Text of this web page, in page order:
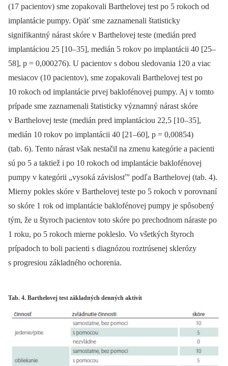
(17 pacientov) sme zopakovali Barthelovej test po 5 rokoch od
implantácie pumpy. Opäť sme zaznamenali štatisticky
signifikantný nárast skóre v Barthelovej teste (medián pred
implantáciou 25 [10–35], medián 5 rokov po implantácii 40 [25–
58], p = 0,000276). U pacientov s dobou sledovania 120 a viac
mesiacov (10 pacientov), sme zopakovali Barthelovej test po
10 rokoch od implantácie prvej baklofénovej pumpy. Aj v tomto
prípade sme zaznamenali štatisticky významný nárast skóre
v Barthelovej teste (medián pred implantáciou 22,5 [10–35],
medián 10 rokov po implantácii 40 [21–60], p = 0,00854)
(tab. 6). Tento nárast však nestačil na zmenu kategórie a pacienti
sú po 5 a taktiež i po 10 rokoch od implantácie baklofénovej
pumpy v kategórii „vysoká závislosť” podľa Barthelovej (tab. 4).
Mierny pokles skóre v Barthelovej teste po 5 rokoch v porovnaní
so skóre 1 rok od implantácie baklofénovej pumpy je spôsobený
tým, že u štyroch pacientov toto skóre po prechodnom náraste po
1 roku, po 5 rokoch mierne pokleslo. Vo všetkých štyroch
prípadoch to boli pacienti s dia­gnózou roztrúsenej sklerózy
s progresiou základného ochorenia.
Tab. 4. Barthelovej test základných denných aktivít